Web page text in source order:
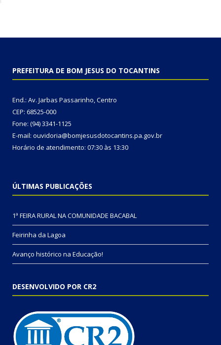
PREFEITURA DE BOM JESUS DO TOCANTINS
End.: Av. Jarbas Passarinho, Centro
CEP: 68525-000
Fone: (94) 3341-1125
E-mail: ouvidoria@bomjesusdotocantins.pa.gov.br
Horário de atendimento: 07:30 às 13:30
ÚLTIMAS PUBLICAÇÕES
1ª FEIRA RURAL NA COMUNIDADE BACABAL
Feirinha da Lagoa
Avanço histórico na Educação!
DESENVOLVIDO POR CR2